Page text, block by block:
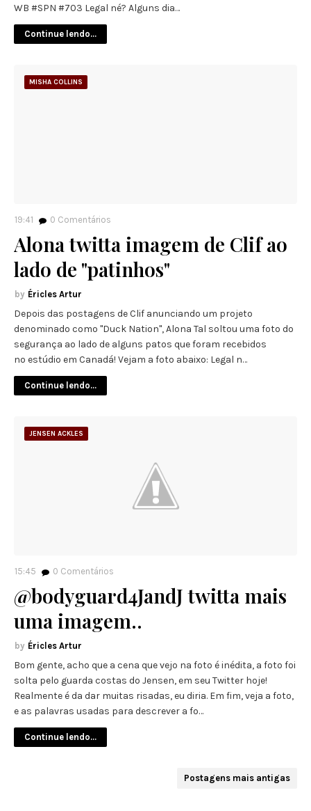
WB #SPN #703 Legal né? Alguns dia…
Continue lendo...
MISHA COLLINS
19:41 0 Comentários
Alona twitta imagem de Clif ao
lado de "patinhos"
Éricles Artur
Depois das postagens de Clif anunciando um projeto
denominado como "Duck Nation", Alona Tal soltou uma foto do
segurança ao lado de alguns patos que foram recebidos
no estúdio em Canadá! Vejam a foto abaixo: Legal n…
Continue lendo...
JENSEN ACKLES
15:45 0 Comentários
@bodyguard4JandJ twitta mais
uma imagem..
Éricles Artur
Bom gente, acho que a cena que vejo na foto é inédita, a foto foi
solta pelo guarda costas do Jensen, em seu Twitter hoje!
Realmente é da dar muitas risadas, eu diria. Em fim, veja a foto,
e as palavras usadas para descrever a fo…
Continue lendo...
Postagens mais antigas